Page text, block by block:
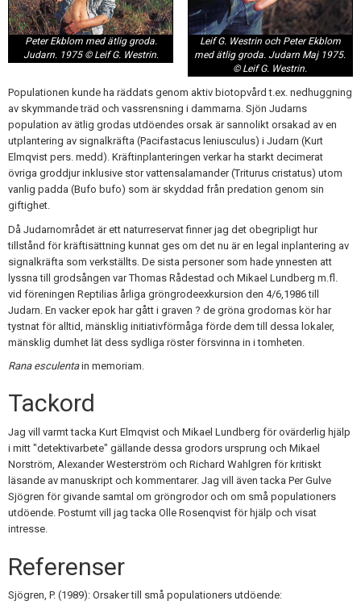
Peter Ekblom med ätlig groda.
Judarn. 1975 © Leif G. Westrin.
Leif G. Westrin och Peter Ekblom
med ätlig groda. Judarn Maj 1975.
© Leif G. Westrin.
Populationen kunde ha räddats genom aktiv biotopvård t.ex. nedhuggning
av skymmande träd och vassrensning i dammarna. Sjön Judarns
population av ätlig grodas utdöendes orsak är sannolikt orsakad av en
utplantering av signalkräfta (Pacifastacus leniusculus) i Judarn (Kurt
Elmqvist pers. medd). Kräftinplanteringen verkar ha starkt decimerat
övriga groddjur inklusive stor vattensalamander (Triturus cristatus) utom
vanlig padda (Bufo bufo) som är skyddad från predation genom sin
giftighet.
Då Judarnområdet är ett naturreservat finner jag det obegripligt hur
tillstånd för kräftisättning kunnat ges om det nu är en legal inplantering av
signalkräfta som verkställts. De sista personer som hade ynnesten att
lyssna till grodsången var Thomas Rådestad och Mikael Lundberg m.fl.
vid föreningen Reptilias årliga gröngrodeexkursion den 4/6,1986 till
Judarn. En vacker epok har gått i graven ? de gröna grodornas kör har
tystnat för alltid, mänsklig initiativförmåga förde dem till dessa lokaler,
mänsklig dumhet lät dess sydliga röster försvinna in i tomheten.
Rana esculentain memoriam.
Tackord
Jag vill varmt tacka Kurt Elmqvist och Mikael Lundberg för ovärderlig hjälp
i mitt "detektivarbete" gällande dessa grodors ursprung och Mikael
Norström, Alexander Westerström och Richard Wahlgren för kritiskt
läsande av manuskript och kommentarer. Jag vill även tacka Per Gulve
Sjögren för givande samtal om gröngrodor och om små populationers
utdöende. Postumt vill jag tacka Olle Rosenqvist för hjälp och visat
intresse.
Referenser
Sjögren, P. (1989): Orsaker till små populationers utdöende: